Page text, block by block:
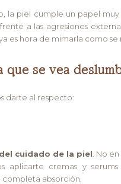
la piel cumple un papel
a las agresiones
es hora de mimarla como se
que se vea
darte al respecto:
cuidado de la piel . No
aplicarte cremas y
completa absorción.